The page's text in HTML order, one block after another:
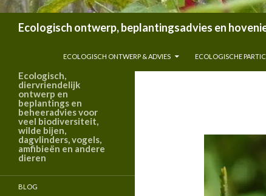
Ecologisch ontwerp, beplantingsadvies en
ECOLOGISCH ONTWERP & ADVIES
ECOLOGISCHE
Ecologisch,
diervriendelijk
ontwerp en
beplantings en
beheeradvies voor
veel biodiversiteit,
wilde bijen,
dagvlinders, vogels,
amfibieën en andere
dieren
BLOG